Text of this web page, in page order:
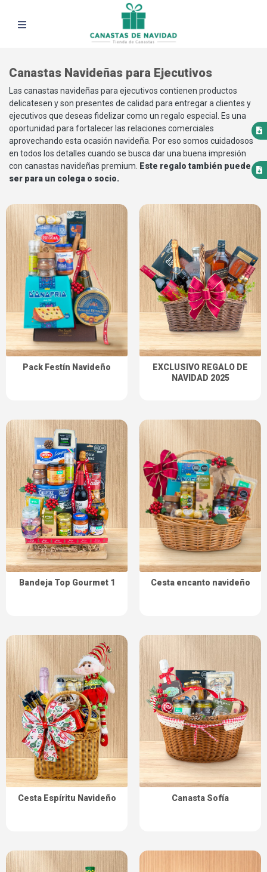
Canastas Navideñas para Ejecutivos
Las canastas navideñas para ejecutivos contienen productos
delicatesen y son presentes de calidad para entregar a clientes y
ejecutivos que deseas fidelizar como un regalo especial. Es una
oportunidad para fortalecer las relaciones comerciales
aprovechando esta ocasión navideña. Por eso somos cuidadosos
en todos los detalles cuando se busca dar una buena impresión
con canastas navideñas premium.
Este regalo también puede
ser para un colega o socio.
Pack Festín Navideño
EXCLUSIVO REGALO DE
NAVIDAD 2025
Bandeja Top Gourmet 1 Cesta encanto navideño
Cesta Espíritu Navideño Canasta Sofía